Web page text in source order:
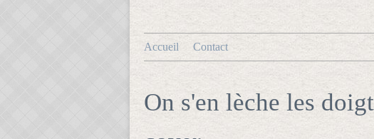
Accueil Contact
On s'en lèche les